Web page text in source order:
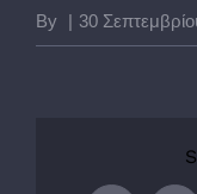
By | 30